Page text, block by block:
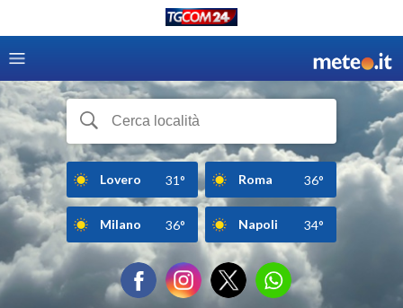
Lovero 31° Roma 36°
Milano 36° Napoli 34°